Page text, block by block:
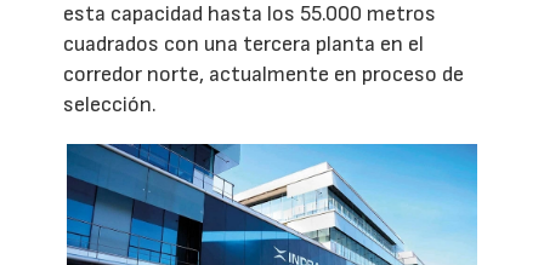
esta capacidad hasta los 55.000 metros
cuadrados con una tercera planta en el
corredor norte, actualmente en proceso de
selección.